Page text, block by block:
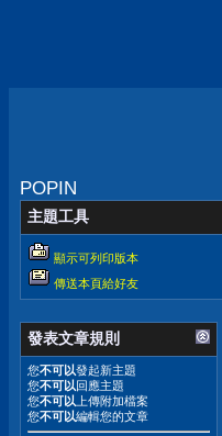
POPIN
主題工具
顯示可列印版本
傳送本頁給好友
發表文章規則
您不可以發起新主題
您不可以回應主題
您不可以 上傳附加檔案
您不可以編輯您的文章